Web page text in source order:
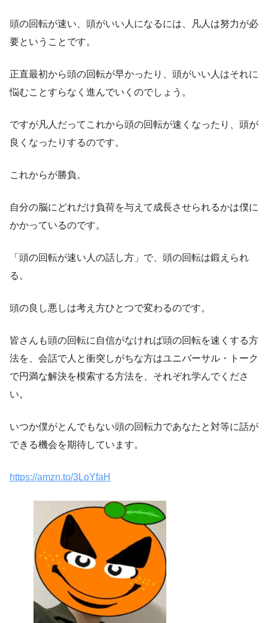
頭の回転が速い、頭がいい人になるには、凡人は努力が必
要ということ です。
正直最初から頭の回転が早かったり、頭がいい人はそれに
悩むことすらなく進んでいくのでしょう。
ですが凡人だってこれから頭の回転が速くなったり、頭が
良くなったりするのです。
これからが勝負。
自分の脳にどれだけ負荷を与えて成長させられるかは僕に
かかっているのです。
「頭の回転が速い人の話し方」で、頭の回転は鍛えられ
る。
頭の良し悪しは考え方ひとつで変わるのです。
皆さんも頭の回転に自信がなければ頭の回転を速くする方
法を、会話で人と衝突しがちな方はユニバーサル・トーク
で円満な解決を模索する方法を、それぞれ学んでくださ
い。
いつか僕がとんでもない頭の回転力であなたと対等に話が
できる機会を期待しています。
https://amzn.to/3LoYfaH